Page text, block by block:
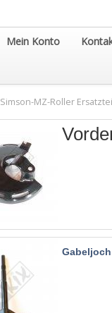
Mein Konto
Simson-MZ-Roller
Gabeljoch